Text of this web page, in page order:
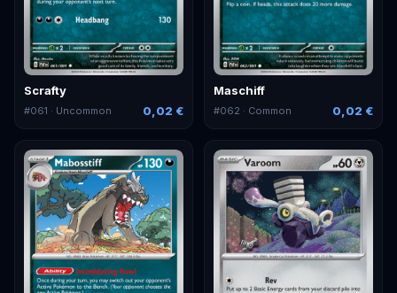
Scrafty
#061 · Uncommon 0,02 €
Maschiff
#062 · Common 0,02 €